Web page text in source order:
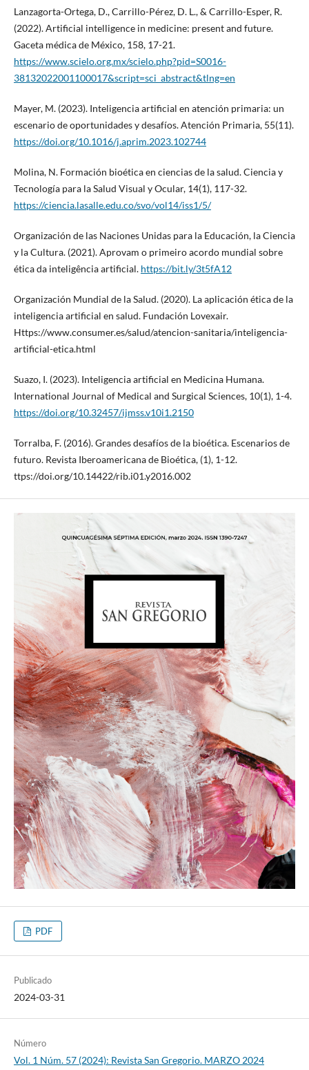
Lanzagorta-Ortega, D., Carrillo-Pérez, D. L., & Carrillo-Esper, R.
(2022). Artificial intelligence in medicine: present and future.
Gaceta médica de México, 158, 17-21.
https://www.scielo.org.mx/scielo.php?pid=S0016-
38132022001100017&script=sci_abstract&tlng=en
Mayer, M. (2023). Inteligencia artificial en atención primaria: un
escenario de oportunidades y desafíos. Atención Primaria, 55(11).
https://doi.org/10.1016/j.aprim.2023.102744
Molina, N. Formación bioética en ciencias de la salud. Ciencia y
Tecnología para la Salud Visual y Ocular, 14(1), 117-32.
https://ciencia.lasalle.edu.co/svo/vol14/iss1/5/
Organización de las Naciones Unidas para la Educación, la Ciencia
y la Cultura. (2021). Aprovam o primeiro acordo mundial sobre
ética da inteligência artificial. https://bit.ly/3t5fA12
Organización Mundial de la Salud. (2020). La aplicación ética de la
inteligencia artificial en salud. Fundación Lovexair.
Https://www.consumer.es/salud/atencion-sanitaria/inteligencia-
artificial-etica.html
Suazo, I. (2023). Inteligencia artificial en Medicina Humana.
International Journal of Medical and Surgical Sciences, 10(1), 1-4.
https://doi.org/10.32457/ijmss.v10i1.2150
Torralba, F. (2016). Grandes desafíos de la bioética. Escenarios de
futuro. Revista Iberoamericana de Bioética, (1), 1-12.
ttps://doi.org/10.14422/rib.i01.y2016.002
PDF
Publicado
2024-03-31
Número
Vol. 1 Núm. 57 (2024): Revista San Gregorio. MARZO 2024